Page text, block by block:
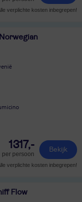
verplichte kosten inbegrepen!
1317,-
per persoon
Bekijk
verplichte kosten inbegrepen!
Flow